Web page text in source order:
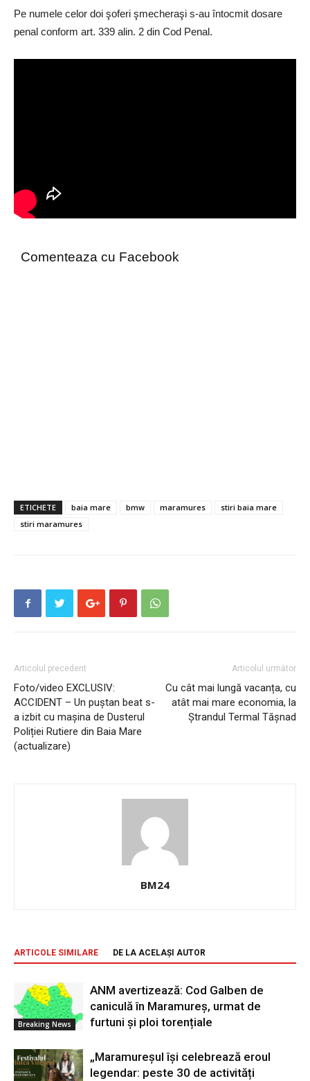
Pe numele celor doi şoferi şmecheraşi s-au întocmit dosare
penal conform art. 339 alin. 2 din Cod Penal.
Comenteaza cu Facebook
ETICHETE baia mare bmw maramures
stiri baia mare
stiri maramures
Articolul precedent
Foto/video EXCLUSIV:
ACCIDENT – Un puștan beat s-
a izbit cu mașina de Dusterul
Poliției Rutiere din Baia Mare
(actualizare)
Articolul următor
Cu cât mai lungă vacanța, cu
atât mai mare economia, la
Ștrandul Termal Tășnad
BM24
ARTICOLE SIMILARE DE LA ACELAȘI AUTOR
Breaking News
ANM avertizează: Cod Galben de
caniculă în Maramureș, urmat de
furtuni și ploi torențiale
„Maramureșul își celebrează eroul
legendar: peste 30 de activități